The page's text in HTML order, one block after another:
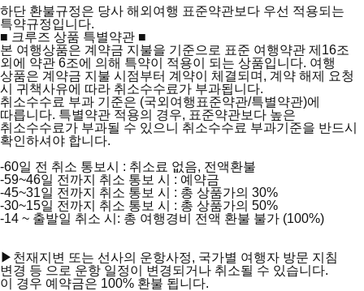
하단 환불규정은 당사 해외여행 표준약관보다 우선 적용되는
특약규정입니다.
■ 크루즈 상품 특별약관 ■
본 여행상품은 계약금 지불을 기준으로 표준 여행약관 제16조
외에 약관 6조에 의해 특약이 적용이 되는 상품입니다. 여행
상품은 계약금 지불 시점부터 계약이 체결되며, 계약 해제 요청
시 귀책사유에 따라 취소수수료가 부과됩니다.
취소수수료 부과 기준은 (국외여행표준약관/특별약관)에
따릅니다. 특별약관 적용의 경우, 표준약관보다 높은
취소수수료가 부과될 수 있으니 취소수수료 부과기준을 반드시
확인하셔야 합니다.
-60일 전 취소 통보시 : 취소료 없음, 전액환불
-59~46일 전까지 취소 통보 시 : 예약금
-45~31일 전까지 취소 통보 시 : 총 상품가의 30%
-30~15일 전까지 취소 통보 시 : 총 상품가의 50%
-14 ~ 출발일 취소 시: 총 여행경비 전액 환불 불가 (100%)
▶천재지변 또는 선사의 운항사정, 국가별 여행자 방문 지침
변경 등 으로 운항 일정이 변경되거나 취소될 수 있습니다.
이 경우 예약금은 100% 환불 됩니다.